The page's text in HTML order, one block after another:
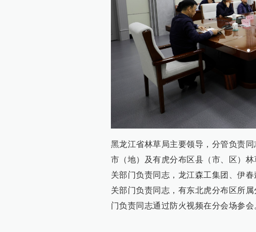
黑龙江省林草局主要领导，分管负责
市（地）及有虎分布区县（市、区）
关部门负责同志，龙江森工集团、伊
关部门负责同志，有东北虎分布区所
门负责同志通过防火视频在分会场参会